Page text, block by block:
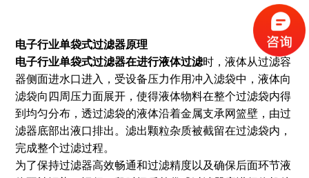
电子行业单袋式过滤器原理
电子行业单袋式过滤器在进行液体过滤时，液体从过滤容
器侧面进水口进入，受设备压力作用冲入滤袋中，液体向
滤袋向四周压力面展开，使得液体物料在整个过滤袋内得
到均匀分布，透过滤袋的液体沿着金属支承网篮壁，由过
滤器底部出液口排出。滤出颗粒杂质被截留在过滤袋内，
完成整个过滤过程。
为了保持过滤器高效畅通和过滤精度以及确保后面环节液